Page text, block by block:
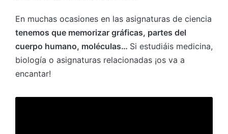
En muchas ocasiones en las asignaturas de ciencia
tenemos que memorizar gráficas, partes del
cuerpo humano, moléculas… Si estudiáis medicina,
biología o asignaturas relacionadas ¡os va a
encantar!